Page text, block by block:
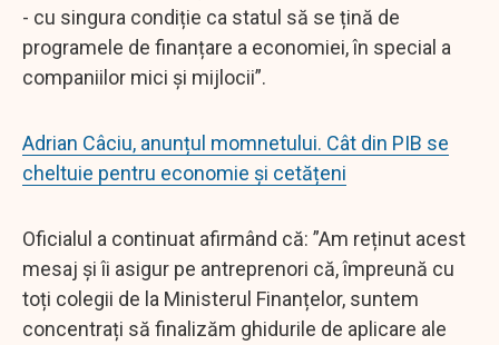
- cu singura condiție ca statul să se țină de
programele de finanțare a economiei, în special a
companiilor mici și mijlocii”.
Adrian Câciu, anunțul momnetului. Cât din PIB se
cheltuie pentru economie și cetățeni
Oficialul a continuat afirmând că: ”Am reținut acest
mesaj și îi asigur pe antreprenori că, împreună cu
toți colegii de la Ministerul Finanțelor, suntem
concentrați să finalizăm ghidurile de aplicare ale